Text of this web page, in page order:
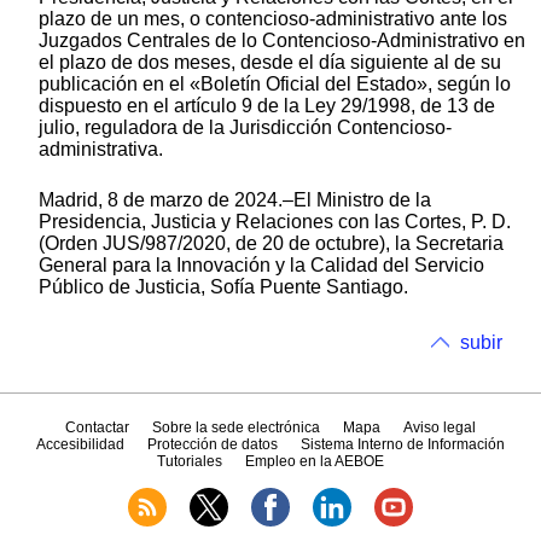
plazo de un mes, o contencioso-administrativo ante los
Juzgados Centrales de lo Contencioso-Administrativo en
el plazo de dos meses, desde el día siguiente al de su
publicación en el «Boletín Oficial del Estado», según lo
dispuesto en el artículo 9 de la Ley 29/1998, de 13 de
julio, reguladora de la Jurisdicción Contencioso-
administrativa.
Madrid, 8 de marzo de 2024.–El Ministro de la
Presidencia, Justicia y Relaciones con las Cortes, P. D.
(Orden JUS/987/2020, de 20 de octubre), la Secretaria
General para la Innovación y la Calidad del Servicio
Público de Justicia, Sofía Puente Santiago.
subir
Contactar Sobre la sede electrónica Mapa
Aviso legal
Accesibilidad
Protección de datos
Sistema Interno de Información
Tutoriales
Empleo en la AEBOE